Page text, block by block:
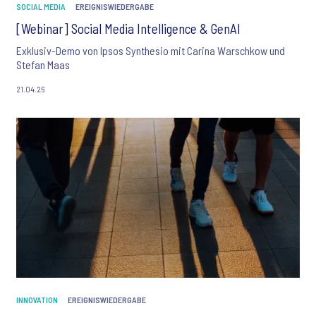
SOCIAL MEDIA EREIGNISWIEDERGABE
[Webinar] Social Media Intelligence & GenAI
Exklusiv-Demo von Ipsos Synthesio mit Carina Warschkow und
Stefan Maas
21.04.26
INNOVATION EREIGNISWIEDERGABE